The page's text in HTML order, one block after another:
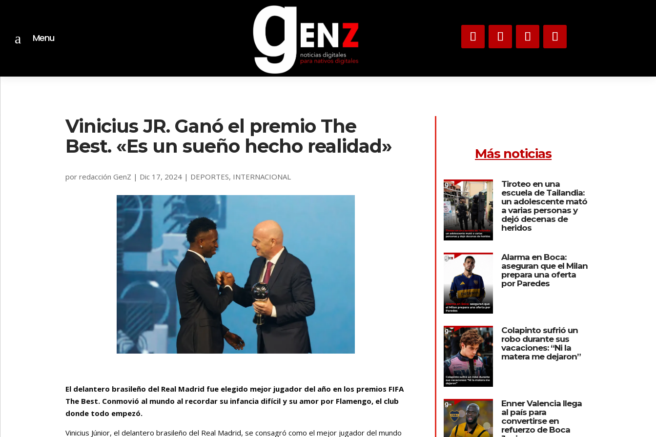
a Menu
Vinicius JR. Ganó el premio The
Best. «Es un sueño hecho realidad»
porredacción GenZ | Dic 17, 2024 | DEPORTES, INTERNACIONAL
El delantero brasileño del Real Madrid fue elegido mejor jugador del año en los premios FIFA
The Best. Conmovió al mundo al recordar su infancia difícil y su amor por Flamengo, el club
donde todo empezó.
Vinicius Júnior, el delantero brasileño del Real Madrid, se consagró como el mejor jugador del mundo
Más noticias
Tiroteo en una
escuela de Tailandia:
un adolescente mató
a varias personas y
dejó decenas de
heridos
Alarma en Boca:
aseguran que el Milan
prepara una oferta
por Paredes
Colapinto sufrió un
robo durante sus
vacaciones: “Ni la
matera me dejaron”
Enner Valencia llega
al país para
convertirse en
refuerzo de Boca